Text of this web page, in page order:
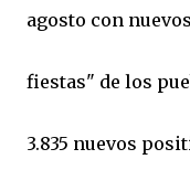
agosto con
fiestas" de los
3.835 nuevos